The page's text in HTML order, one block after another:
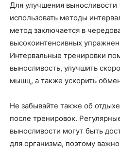
Для улучшения выносливости
использовать методы
метод заключается в
высокоинтенсивных
Интервальные тренировки
выносливость, улучшить
мышц, а также ускорить
Не забывайте также об
после тренировок.
выносливости могут быть
для организма, поэтому